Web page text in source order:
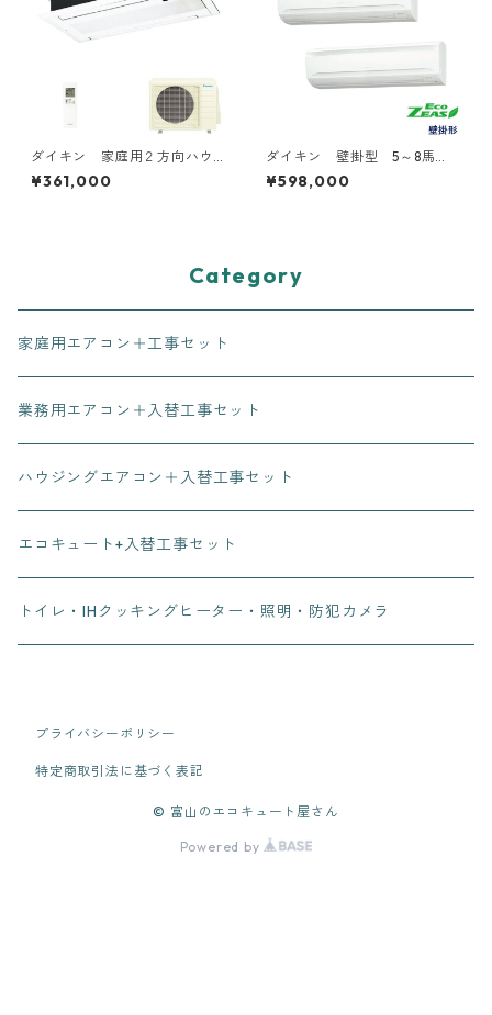
ダイキン 家庭用２方向ハウ
ジングエアコン 14～16畳用
¥361,000
ダイキン 壁掛型 5～8馬
力 ツイン２対１トリプル３
対１
¥598,000
Category
家庭用エアコン＋工事セット
業務用エアコン＋入替工事セット
ハウジングエアコン＋入替工事セット
エコキュート+入替工事セット
トイレ・IHクッキングヒーター・照明・防犯カメラ
プライバシーポリシー
特定商取引法に基づく表記
© 富山のエコキュート屋さん
Powered by